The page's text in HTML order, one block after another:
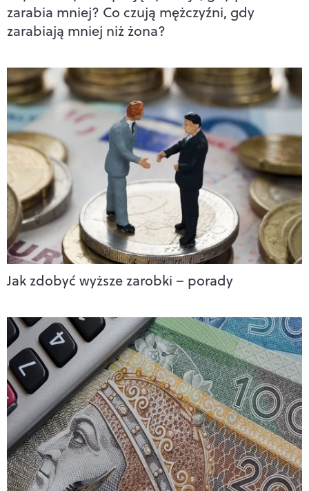
zarabia mniej? Co czują mężczyźni, gdy
zarabiają mniej niż żona?
Jak zdobyć wyższe zarobki – porady